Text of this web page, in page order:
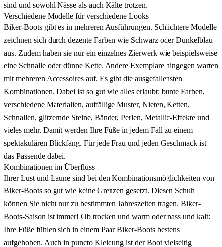
sind und sowohl Nässe als auch Kälte trotzen.
Verschiedene Modelle für verschiedene Looks
Biker-Boots gibt es in mehreren Ausführungen. Schlichtere Modelle
zeichnen sich durch dezente Farben wie Schwarz oder Dunkelblau
aus. Zudem haben sie nur ein einzelnes Zierwerk wie beispielsweise
eine Schnalle oder dünne Kette. Andere Exemplare hingegen warten
mit mehreren Accessoires auf. Es gibt die ausgefallensten
Kombinationen. Dabei ist so gut wie alles erlaubt: bunte Farben,
verschiedene Materialien, auffällige Muster, Nieten, Ketten,
Schnallen, glitzernde Steine, Bänder, Perlen, Metallic-Effekte und
vieles mehr. Damit werden Ihre Füße in jedem Fall zu einem
spektakulären Blickfang. Für jede Frau und jeden Geschmack ist
das Passende dabei.
Kombinationen im Überfluss
Ihrer Lust und Laune sind bei den Kombinationsmöglichkeiten von
Biker-Boots so gut wie keine Grenzen gesetzt. Diesen Schuh
können Sie nicht nur zu bestimmten Jahreszeiten tragen. Biker-
Boots-Saison ist immer! Ob trocken und warm oder nass und kalt:
Ihre Füße fühlen sich in einem Paar Biker-Boots bestens
aufgehoben. Auch in puncto Kleidung ist der Boot vielseitig